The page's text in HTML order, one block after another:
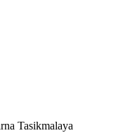
Tasikmalaya